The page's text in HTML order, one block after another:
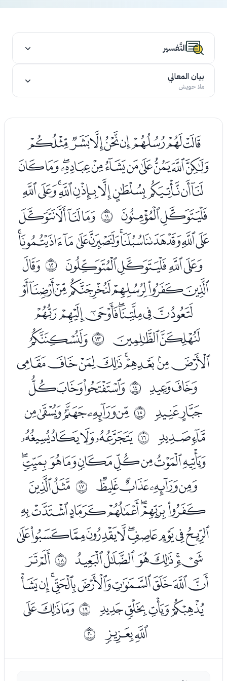
التَّفسير
بيان المعاني
ملا حويش
ﭑﭒﭓﭔﭕﭖﭗﭘ
ﭙﭚﭛﭜﭝﭞﭟﭠﭡﭢﭣ
ﭤﭥﭦﭧﭨﭩﭪﭫﭬﭭ
ﭮﭯ ﰊ ﭱﭲﭳﭴ
ﭵﭶﭷﭸﭹﭺﭻﭼﭽﭾﭿ
ﮀﮁﮂﮃ ﰋ ﮅ
ﮆﮇﮈﮉﮊﮋﮌ
ﮍﮎﮏﮐﮑﮒﮓ
ﮔﮕ ﰌﮗ
ﮘﮙﮚﮛﮜﮝﮞﮟ
ﮠﮡ ﰍﮣﮤﮥ
ﮦﮧ ﰎﮩﮪﮫﮬﮭ
ﮮﮯ ﰏﮱﯓﯔﯕ
ﯖﯗﯘﯙﯚﯛﯜﯝﯞ
ﯟﯠﯡﯢ ﰐ ﯤﯥ
ﯦﯧﯨﯩﯪﯫﯬ
ﯭﯮﯯﯰﯱﯲﯳﯴﯵﯶ
ﯷﯸﯹﯺﯻﯼ ﰑﭑﭒ
ﭓﭔﭕﭖﭗﭘﭙﭚﭛ
ﭜﭝﭞﭟ ﰒﭡﭢﭣ
ﭤﭥ ﰓ